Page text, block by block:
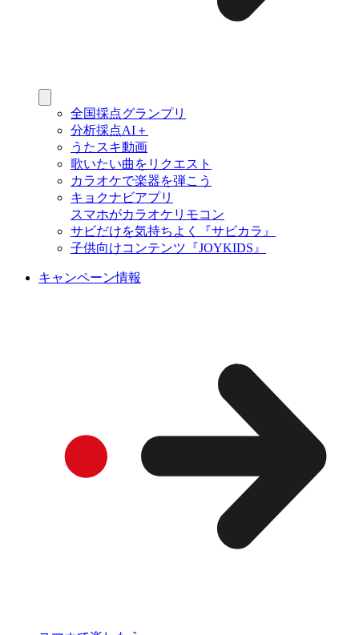
全国採点グランプリ
分析採点AI＋
うたスキ動画
歌いたい曲をリクエスト
カラオケで楽器を弾こう
キョクナビアプリ
スマホがカラオケリモコン
サビだけを気持ちよく『サビカラ』
子供向けコンテンツ『JOYKIDS』
キャンペーン情報